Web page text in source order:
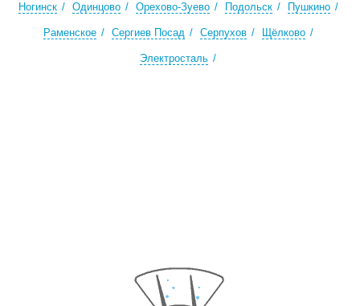
Ногинск Одинцово Орехово-Зуево Подольск Пушкино
Раменское Сергиев Посад Серпухов Щёлково
Электросталь